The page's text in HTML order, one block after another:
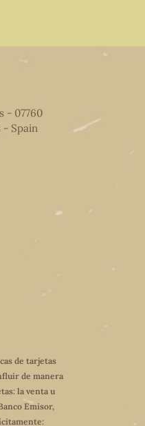
- 07760
- Spain
de tarjetas
de manera
la venta u
Emisor,